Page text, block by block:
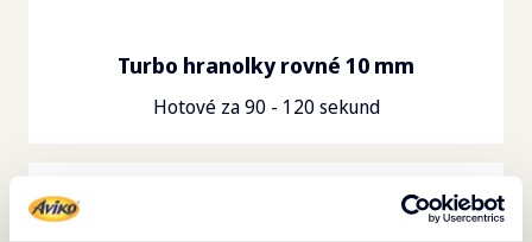
Turbo hranolky rovné 10 mm
Hotové za 90 - 120 sekund